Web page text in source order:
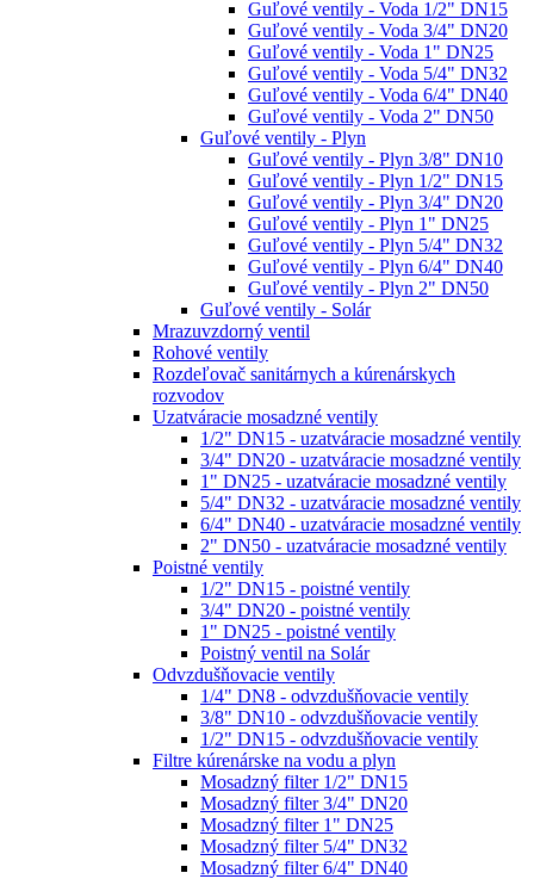
Guľové ventily - Voda 1/2" DN15
Guľové ventily - Voda 3/4" DN20
Guľové ventily - Voda 1" DN25
Guľové ventily - Voda 5/4" DN32
Guľové ventily - Voda 6/4" DN40
Guľové ventily - Voda 2" DN50
Guľové ventily - Plyn
Guľové ventily - Plyn 3/8" DN10
Guľové ventily - Plyn 1/2" DN15
Guľové ventily - Plyn 3/4" DN20
Guľové ventily - Plyn 1" DN25
Guľové ventily - Plyn 5/4" DN32
Guľové ventily - Plyn 6/4" DN40
Guľové ventily - Plyn 2" DN50
Guľové ventily - Solár
Mrazuvzdorný ventil
Rohové ventily
Rozdeľovač sanitárnych a kúrenárskych
rozvodov
Uzatváracie mosadzné ventily
1/2" DN15 - uzatváracie mosadzné ventily
3/4" DN20 - uzatváracie mosadzné ventily
1" DN25 - uzatváracie mosadzné ventily
5/4" DN32 - uzatváracie mosadzné ventily
6/4" DN40 - uzatváracie mosadzné ventily
2" DN50 - uzatváracie mosadzné ventily
Poistné ventily
1/2" DN15 - poistné ventily
3/4" DN20 - poistné ventily
1" DN25 - poistné ventily
Poistný ventil na Solár
Odvzdušňovacie ventily
1/4" DN8 - odvzdušňovacie ventily
3/8" DN10 - odvzdušňovacie ventily
1/2" DN15 - odvzdušňovacie ventily
Filtre kúrenárske na vodu a plyn
Mosadzný filter 1/2" DN15
Mosadzný filter 3/4" DN20
Mosadzný filter 1" DN25
Mosadzný filter 5/4" DN32
Mosadzný filter 6/4" DN40